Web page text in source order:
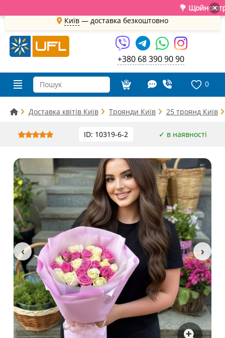
💐 Щойно ×
Київ — доставка безкоштовно
+380 68 390 90 90
0
Доставка квітів Київ Троянди Київ 25 троянд Київ
ID: 10319-6-2 ✓ в наявності